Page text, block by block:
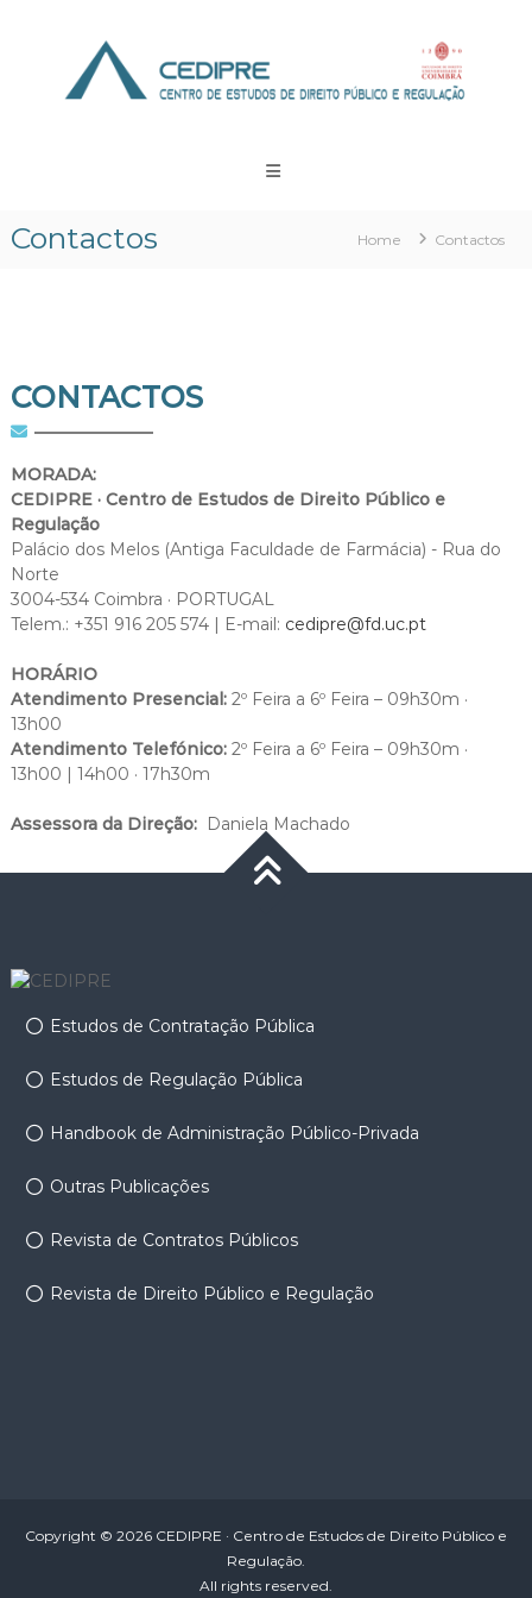
Estudos
de
Contactos Home Contactos
CONTACTOS
MORADA:
CEDIPRE · Centro de Estudos de Direito Público e
Regulação
Palácio dos Melos (Antiga Faculdade de Farmácia) - Rua do
Norte
3004-534 Coimbra · PORTUGAL
Telem.: +351 916 205 574 | E-mail: cedipre@fd.uc.pt
HORÁRIO
Atendimento Presencial:2º Feira a 6º Feira – 09h30m ·
13h00
Atendimento Telefónico:2º Feira a 6º Feira – 09h30m ·
13h00 | 14h00 · 17h30m
Assessora da Direção:Daniela Machado
Estudos de Contratação Pública
Estudos de Regulação Pública
Handbook de Administração Público-Privada
Outras Publicações
Revista de Contratos Públicos
Revista de Direito Público e Regulação
Copyright © 2026 CEDIPRE · Centro de Estudos de Direito Público e
Regulação.
All rights reserved.